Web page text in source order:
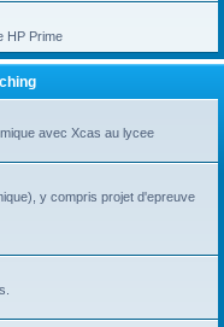
HP Prime
avec Xcas au lycee
y compris projet d'epreuve